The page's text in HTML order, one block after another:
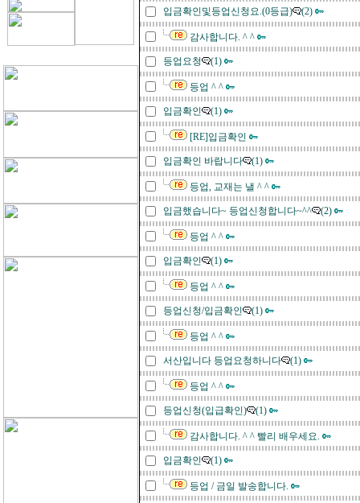
입금확인및등업신청요.(0등급) (2)
감사합니다. ^ ^
등업요청 (1)
등업 ^ ^
입금확인 (1)
[RE]입금확인
입금확인 바랍니다 (1)
등업, 교재는 낼 ^ ^
입금했습니다~ 등업신청합니다~^^ (2)
등업 ^ ^
입금확인 (1)
등업 ^ ^
등업신청/입금확인 (1)
등업 ^ ^
서산입니다 등업요청하니다 (1)
등업 ^ ^
등업신청(입급확인) (1)
감사합니다. ^ ^ 빨리 배우세요.
입금확인 (1)
등업 / 금일 발송합니다.